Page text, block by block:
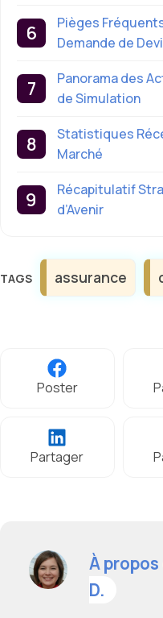
Pièges
Demande de
Panorama des
de Simulation
Statistiques
Marché
Récapitulatif
d’Avenir
Étiquettes
assurance
Poster
Partager
À propos
D.